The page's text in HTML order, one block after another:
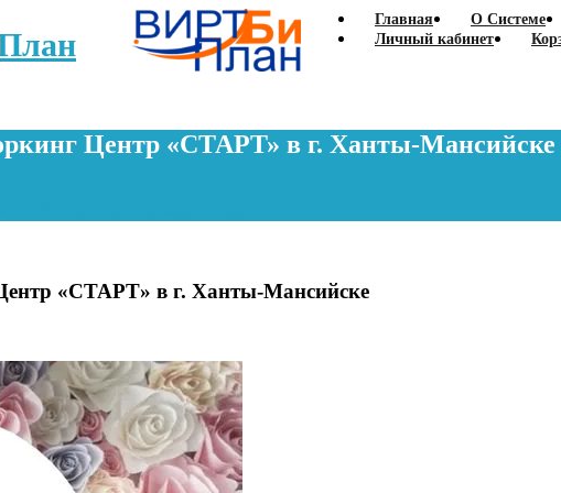
Главная О Системе
Личный кабинет
Центр «СТАРТ» в г. Ханты-Мансийске
«СТАРТ» в г. Ханты-Мансийске